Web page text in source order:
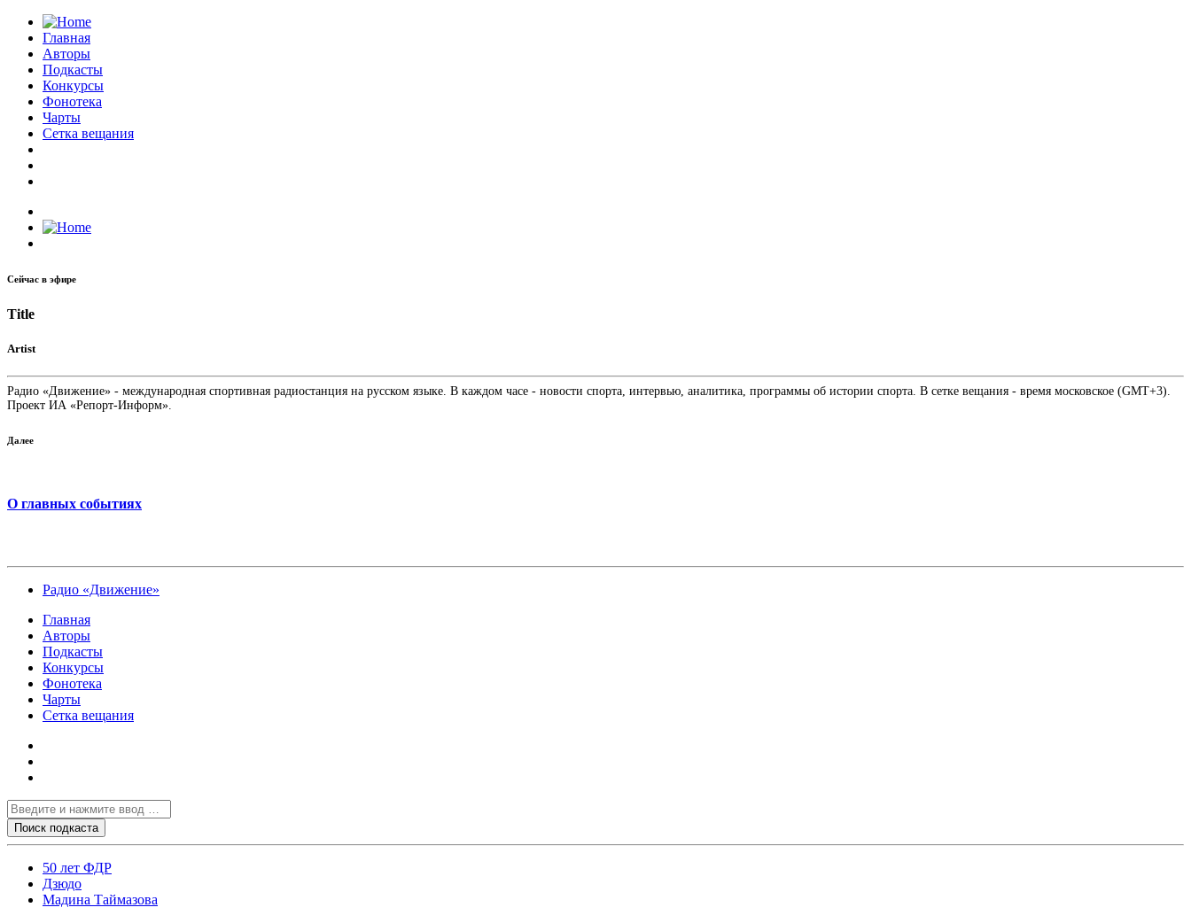
Главная
Авторы
Подкасты
Конкурсы
Фонотека
Чарты
Сетка вещания
Сейчас в эфире
Title
Artist
Радио «Движение» - международная спортивная радиостанция на русском языке. В каждом часе - новости спорта, интервью, аналитика, программы об истории спорта. В сетке вещания - время московское (GMT+3).
Проект ИА «Репорт-Информ».
Далее
О главных событиях
Радио «Движение»
Главная
Авторы
Подкасты
Конкурсы
Фонотека
Чарты
Сетка вещания
50 лет ФДР
Дзюдо
Мадина Таймазова